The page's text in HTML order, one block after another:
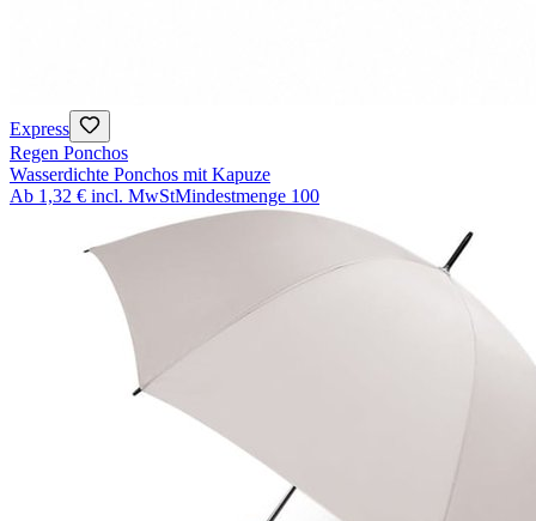
Express
Regen Ponchos
Wasserdichte Ponchos mit Kapuze
Ab 1,32 € incl. MwStMindestmenge 100